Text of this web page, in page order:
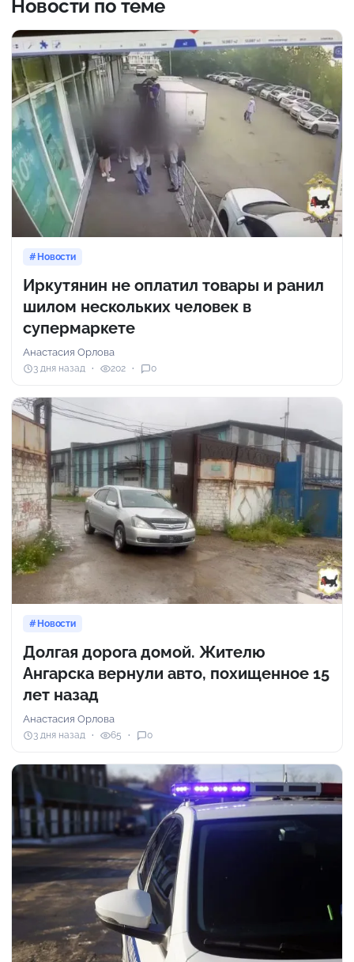
Новости по теме
Новости
Иркутянин не оплатил товары и ранил
шилом нескольких человек в
супермаркете
Анастасия Орлова
3 дня назад 202 0
Новости
Долгая дорога домой. Жителю
Ангарска вернули авто, похищенное 15
лет назад
Анастасия Орлова
3 дня назад 65 0